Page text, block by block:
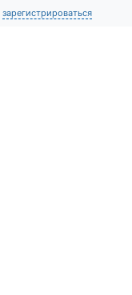
зарегистрироваться